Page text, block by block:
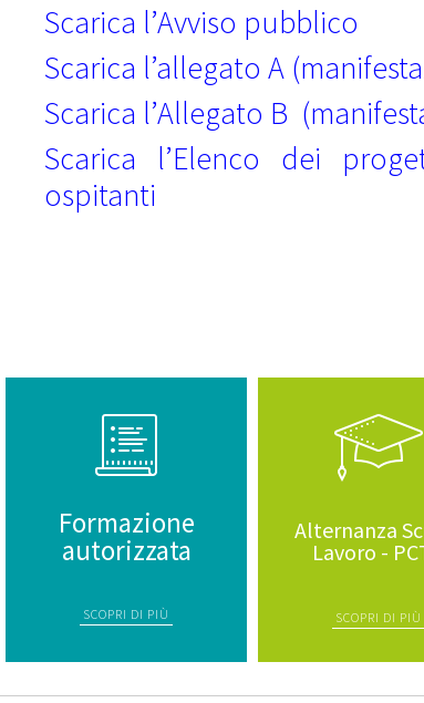
Scarica l’Avviso pubblico
Scarica l’allegato A
Scarica l’Allegato B
Scarica l’Elenco dei
ospitanti
Formazione
autorizzata
SCOPRI DI PIÙ
Alternanza
Lavoro -
SCOPRI DI PIÙ